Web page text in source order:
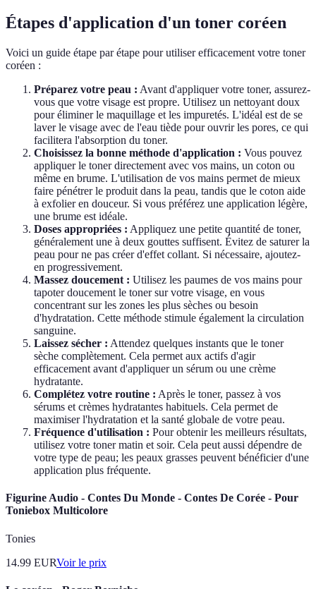
Étapes d'application d'un toner coréen
Voici un guide étape par étape pour utiliser efficacement votre toner
coréen :
Préparez votre peau : Avant d'appliquer votre toner, assurez-
vous que votre visage est propre. Utilisez un nettoyant doux
pour éliminer le maquillage et les impuretés. L'idéal est de se
laver le visage avec de l'eau tiède pour ouvrir les pores, ce qui
facilitera l'absorption du toner.
Choisissez la bonne méthode d'application : Vous pouvez
appliquer le toner directement avec vos mains, un coton ou
même en brume. L'utilisation de vos mains permet de mieux
faire pénétrer le produit dans la peau, tandis que le coton aide
à exfolier en douceur. Si vous préférez une application légère,
une brume est idéale.
Doses appropriées : Appliquez une petite quantité de toner,
généralement une à deux gouttes suffisent. Évitez de saturer la
peau pour ne pas créer d'effet collant. Si nécessaire, ajoutez-
en progressivement.
Massez doucement : Utilisez les paumes de vos mains pour
tapoter doucement le toner sur votre visage, en vous
concentrant sur les zones les plus sèches ou besoin
d'hydratation. Cette méthode stimule également la circulation
sanguine.
Laissez sécher : Attendez quelques instants que le toner
sèche complètement. Cela permet aux actifs d'agir
efficacement avant d'appliquer un sérum ou une crème
hydratante.
Complétez votre routine : Après le toner, passez à vos
sérums et crèmes hydratantes habituels. Cela permet de
maximiser l'hydratation et la santé globale de votre peau.
Fréquence d'utilisation : Pour obtenir les meilleurs résultats,
utilisez votre toner matin et soir. Cela peut aussi dépendre de
votre type de peau; les peaux grasses peuvent bénéficier d'une
application plus fréquente.
Figurine Audio - Contes Du Monde - Contes De Corée - Pour
Toniebox Multicolore
Tonies
14.99 EURVoir le prix